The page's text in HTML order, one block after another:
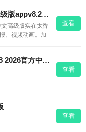
Adobe Express手机中文高级版appv8.26.0 2026官方中文版
高级版实在太香
、视频动画。加
查看
美图秀秀精简国际版v8.5.2.8 2026官方中文版
查看
查看